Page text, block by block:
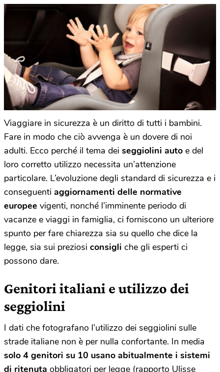
Viaggiare in sicurezza è un diritto di tutti i bambini.
Fare in modo che ciò avvenga è un dovere di noi
adulti. Ecco perché il tema dei seggiolini auto e del
loro corretto utilizzo necessita un’attenzione
particolare. L’evoluzione degli standard di sicurezza e i
conseguenti aggiornamenti delle normative
europee vigenti, nonché l’imminente periodo di
vacanze e viaggi in famiglia, ci forniscono un ulteriore
spunto per fare chiarezza sia su quello che dice la
legge, sia sui preziosi consigli che gli esperti ci
possono dare.
Genitori italiani e utilizzo dei
seggiolini
I dati che fotografano l’utilizzo dei seggiolini sulle
strade italiane non è per nulla confortante. In media
solo 4 genitori su 10 usano abitualmente i sistemi
di ritenuta obbligatori per legge (rapporto Ulisse